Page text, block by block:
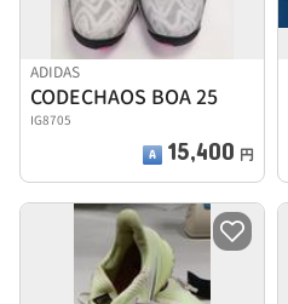
ADIDAS
CODECHAOS BOA 25
IG8705
15,400 円